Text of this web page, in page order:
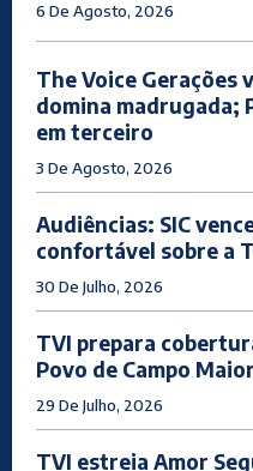
6 De Agosto, 2026
The Voice Gerações
domina madrugada;
em terceiro
3 De Agosto, 2026
Audiências: SIC
confortável sobre a
30 De Julho, 2026
TVI prepara
Povo de Campo Maior
29 De Julho, 2026
TVI estreia Amor